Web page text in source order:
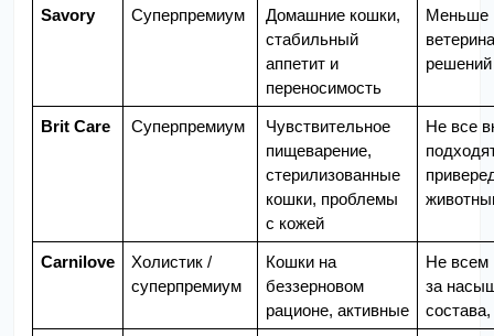
Savory Суперпремиум
Домашние кошки,
стабильный
аппетит и
переносимость
Меньше
решений
Brit Care Суперпремиум
Чувствительное
пищеварение,
стерилизованные
кошки, проблемы
с кожей
Не все
Carnilove
Холистик /
суперпремиум
Кошки на
беззерновом
рационе, активные
Не всем
за